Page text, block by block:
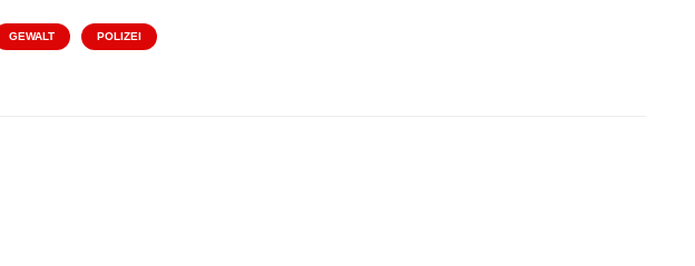
GEWALT POLIZEI